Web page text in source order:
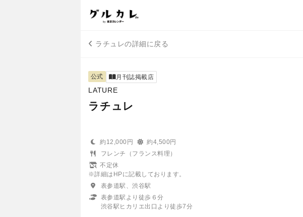
ラチュレの詳細に戻る
公式 月刊誌掲載店
LATURE
ラチュレ
約12,000円
約4,500円
フレンチ（フランス料理）
不定休
※詳細はHPに記載しております。
表参道駅、渋谷駅
表参道駅より徒歩６分
渋谷駅ヒカリエ出口より徒歩7分